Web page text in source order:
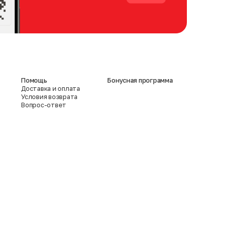
Помощь
Доставка и оплата
Условия возврата
Вопрос-ответ
Бонусная программа